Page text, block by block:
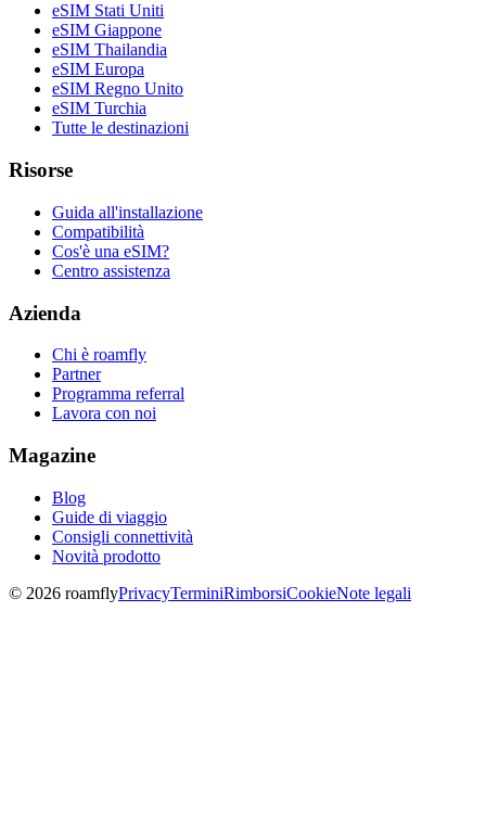
eSIM Stati Uniti
eSIM Giappone
eSIM Thailandia
eSIM Europa
eSIM Regno Unito
eSIM Turchia
Tutte le destinazioni
Risorse
Guida all'installazione
Compatibilità
Cos'è una eSIM?
Centro assistenza
Azienda
Chi è roamfly
Partner
Programma referral
Lavora con noi
Magazine
Blog
Guide di viaggio
Consigli connettività
Novità prodotto
© 2026 roamflyPrivacyTerminiRimborsiCookieNote legali